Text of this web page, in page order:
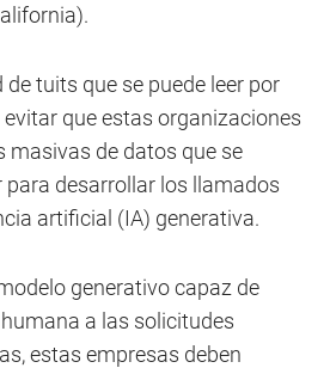
tuits que se puede leer por
que estas organizaciones
masivas de datos que se
desarrollar los llamados
artificial (IA) generativa.
generativo capaz de
a las solicitudes
estas empresas deben